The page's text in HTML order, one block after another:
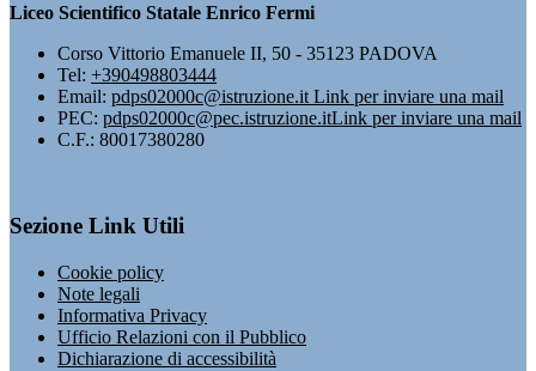
Liceo Scientifico Statale Enrico Fermi
Corso Vittorio Emanuele II, 50 - 35123 PADOVA
Tel: +390498803444
Email: pdps02000c@istruzione.it Link per inviare una mail
PEC: pdps02000c@pec.istruzione.itLink per inviare una mail
C.F.: 80017380280
Sezione Link Utili
Cookie policy
Note legali
Informativa Privacy
Ufficio Relazioni con il Pubblico
Dichiarazione di accessibilità